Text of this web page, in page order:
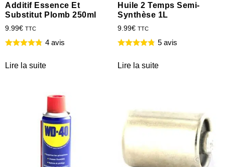
Additif Essence Et
Substitut Plomb 250ml
9.99€ TTC
4 avis
Lire la suite
Huile 2 Temps Semi-
Synthèse 1L
9.99€ TTC
5 avis
Lire la suite